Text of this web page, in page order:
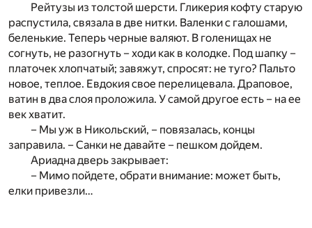
Рейтузы из толстой шерсти. Гликерия кофту старую
распустила, связала в две нитки. Валенки с галошами,
беленькие. Теперь черные валяют. В голенищах не
согнуть, не разогнуть – ходи как в колодке. Под шапку –
платочек хлопчатый; завяжут, спросят: не туго? Пальто
новое, теплое. Евдокия свое перелицевала. Драповое,
ватин в два слоя проложила. У самой другое есть – на ее
век хватит.
– Мы уж в Никольский, – повязалась, концы
заправила. – Санки не давайте – пешком дойдем.
Ариадна дверь закрывает:
– Мимо пойдете, обрати внимание: может быть,
елки привезли…